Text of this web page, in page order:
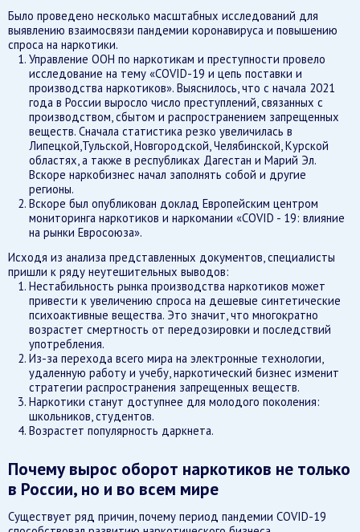
Было проведено несколько масштабных исследований для
выявлению взаимосвязи пандемии коронавируса и повышению
спроса на наркотики.
Управление ООН по наркотикам и преступности провело
исследование на тему «COVID-19 и цепь поставки и
производства наркотиков». Выяснилось, что с начала 2021
года в России выросло число преступлений, связанных с
производством, сбытом и распространением запрещенных
веществ. Сначала статистика резко увеличилась в
Липецкой,Тульской, Новгородской, Челябинской, Курской
областях, а также в республиках Дагестан и Марий Эл.
Вскоре наркобизнес начал заполнять собой и другие
регионы.
Вскоре был опубликован доклад Европейским центром
мониторинга наркотиков и наркомании «COVID - 19: влияние
на рынки Евросоюза».
Исходя из анализа представленных документов, специалисты
пришли к ряду неутешительных выводов:
Нестабильность рынка производства наркотиков может
привести к увеличению спроса на дешевые синтетические
психоактивные вещества. Это значит, что многократно
возрастет смертность от передозировки и последствий
употребления.
Из-за перехода всего мира на электронные технологии,
удаленную работу и учебу, наркотический бизнес изменит
стратегии распространения запрещенных веществ.
Наркотики станут доступнее для молодого поколения:
школьников, студентов.
Возрастет популярность даркнета.
Почему вырос оборот наркотиков не только
в России, но и во всем мире
Существует ряд причин, почему период пандемии COVID-19